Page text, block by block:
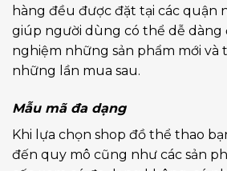
hàng đều được đặt tại các quận
giúp người dùng có thể dễ dàng
nghiệm những sản phẩm mới và
những lần mua sau.
Mẫu mã đa dạng
Khi lựa chọn shop đồ thể thao
đến quy mô cũng như các sản